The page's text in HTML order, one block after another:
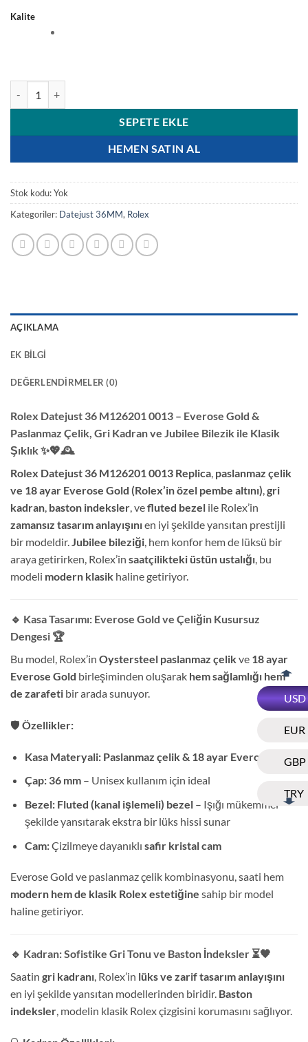
USD
EUR
GBP
TRY
Kalite
SEPETE EKLE
HEMEN SATIN AL
Stok kodu:Yok
Kategoriler: Datejust 36MM, Rolex
AÇIKLAMA
EK BILGI
DEĞERLENDIRMELER (0)
Rolex Datejust 36 M126201 0013 – Everose Gold &
Paslanmaz Çelik, Gri Kadran ve Jubilee Bilezik ile Klasik
Şıklık✨💖🕰
Rolex Datejust 36 M126201 0013 Replica, paslanmaz çelik
ve 18 ayar Everose Gold (Rolex’in özel pembe altını),gri
kadran, baston indeksler, vefluted bezel ile Rolex’in
zamansız tasarım anlayışınıen iyi şekilde yansıtan prestijli
bir modeldir.Jubilee bileziği, hem konfor hem de lüksü bir
araya getirirken, Rolex’in saatçilikteki üstün ustalığı, bu
modeli modern klasik haline getiriyor.
🔹 Kasa Tasarımı: Everose Gold ve Çeliğin Kusursuz
Dengesi 🏆
Bu model, Rolex’in Oystersteel paslanmaz çelikve 18 ayar
Everose Gold birleşiminden oluşarak hem sağlamlığı hem
de zarafeti bir arada sunuyor.
🛡️ Özellikler:
Kasa Materyali: Paslanmaz çelik & 18 ayar Everose Gold
Çap: 36 mm– Unisex kullanım için ideal
Bezel: Fluted (kanal işlemeli) bezel– Işığı mükemmel
şekilde yansıtarak ekstra bir lüks hissi sunar
Cam:Çizilmeye dayanıklı safir kristal cam
Everose Gold ve paslanmaz çelik kombinasyonu, saati hem
modern hem de klasik Rolex estetiğine sahip bir model
haline getiriyor.
🔹 Kadran: Sofistike Gri Tonu ve Baston İndeksler ⏳🖤
Saatin gri kadranı, Rolex’in lüks ve zarif tasarım anlayışını
en iyi şekilde yansıtan modellerinden biridir. Baston
indeksler, modelin klasik Rolex çizgisini korumasını sağlıyor.